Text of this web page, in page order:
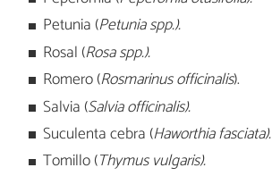
Petunia (Petunia spp.).
Rosal (Rosa spp.).
Romero (Rosmarinus officinalis).
Salvia (Salvia officinalis).
Suculenta cebra (Haworthia fasciata).
Tomillo (Thymus vulgaris).